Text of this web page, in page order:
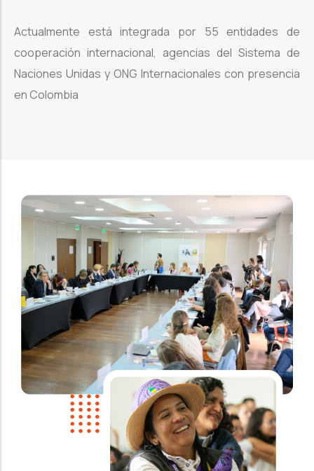
Actualmente está integrada por 55 entidades de
cooperación internacional, agencias del Sistema de
Naciones Unidas y ONG Internacionales con presencia
en Colombia